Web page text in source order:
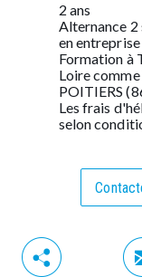
2 ans
Alternance 2
en entreprise
Formation à
Loire
POITIERS
Les frais
selon